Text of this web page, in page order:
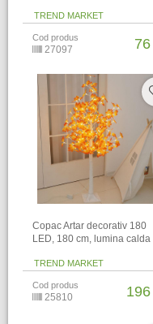
TREND MARKET
Cod produs
27097 76
Copac Artar decorativ 180
LED, 180 cm, lumina calda
TREND MARKET
Cod produs
25810 196